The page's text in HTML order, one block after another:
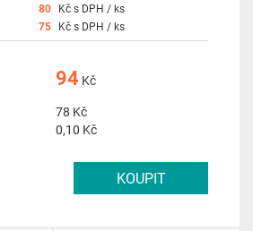
80 Kč s DPH / ks
75 Kč s DPH / ks
94 Kč
78 Kč
0,10 Kč